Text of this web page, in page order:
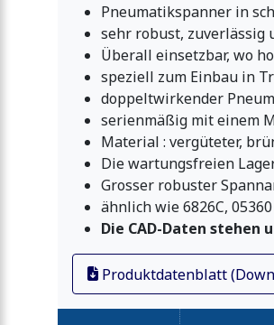
Pneumatikspanner in
sehr robust, zuverlässig
Überall einsetzbar, wo
speziell zum Einbau in
doppeltwirkender
serienmäßig mit einem
Material : vergüteter,
Die wartungsfreien
Grosser robuster
ähnlich wie 6826C, 05360
Die CAD-Daten stehen
Produktdatenblatt